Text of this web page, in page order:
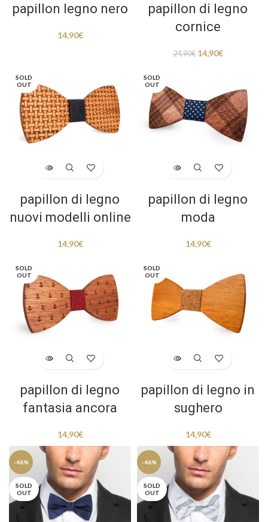
papillon legno nero
14,90€
papillon di legno
cornice
24,90€ 14,90€
SOLD
OUT
papillon di legno
nuovi modelli online
14,90€
SOLD
OUT
papillon di legno
moda
14,90€
SOLD
OUT
papillon di legno
fantasia ancora
14,90€
SOLD
OUT
papillon di legno in
sughero
14,90€
-46%
SOLD
OUT
-46%
SOLD
OUT